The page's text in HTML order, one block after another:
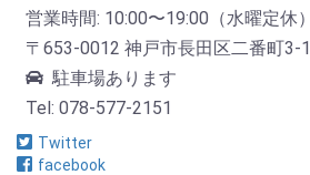
営業時間: 10:00〜19:00（水曜定休）
〒653-0012 神戸市長田区二番町3-1
駐車場あります
Tel: 078-577-2151
Twitter
facebook